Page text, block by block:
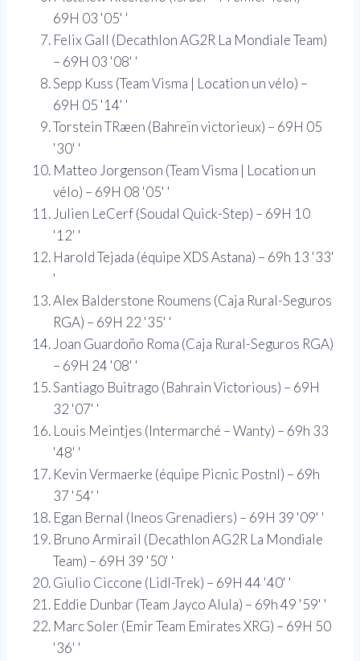
69H 03 '05' '
Felix Gall (Decathlon AG2R La Mondiale Team)
– 69H 03 '08' '
Sepp Kuss (Team Visma | Location un vélo) –
69H 05 '14' '
Torstein TRæen (Bahreïn victorieux) – 69H 05
'30' '
Matteo Jorgenson (Team Visma | Location un
vélo) – 69H 08 '05' '
Julien LeCerf (Soudal Quick-Step) – 69H 10
'12' '
Harold Tejada (équipe XDS Astana) – 69h 13 '33'
'
Alex Balderstone Roumens (Caja Rural-Seguros
RGA) – 69H 22 '35' '
Joan Guardoño Roma (Caja Rural-Seguros RGA)
– 69H 24 '08' '
Santiago Buitrago (Bahrain Victorious) – 69H
32 '07' '
Louis Meintjes (Intermarché – Wanty) – 69h 33
'48' '
Kevin Vermaerke (équipe Picnic Postnl) – 69h
37 '54' '
Egan Bernal (Ineos Grenadiers) – 69H 39 '09' '
Bruno Armirail (Decathlon AG2R La Mondiale
Team) – 69H 39 '50' '
Giulio Ciccone (Lidl-Trek) – 69H 44 '40' '
Eddie Dunbar (Team Jayco Alula) – 69h 49 '59' '
Marc Soler (Emir Team Emirates XRG) – 69H 50
'36' '